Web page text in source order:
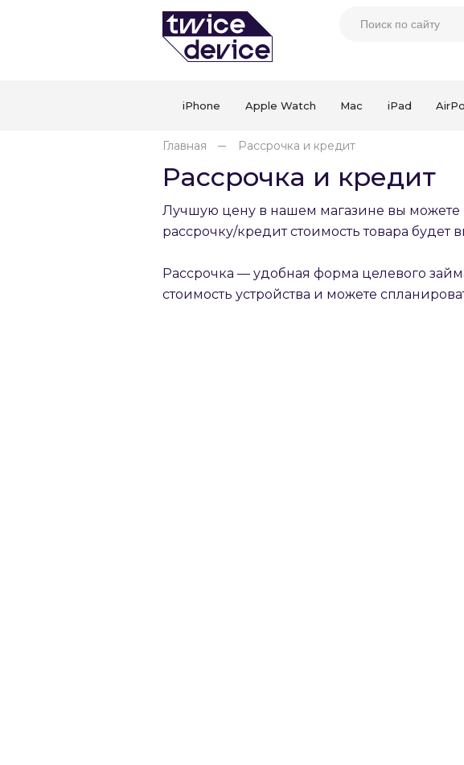
iPhone Apple Watch Mac iPad
Главная Рассрочка и кредит
Рассрочка и кредит
Лучшую цену в нашем магазине вы можете
рассрочку/кредит стоимость товара будет
Рассрочка — удобная форма целевого
стоимость устройства и можете